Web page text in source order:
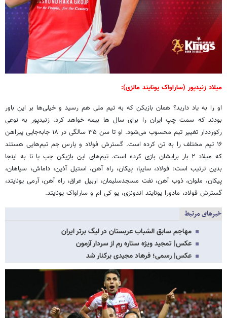
میلاد زنیدپور (ساراواک یونایتد مالزی):
او را به یاد دارید؟ همان بازیکن که به تیم ملی هم رسید و خیلی‌ها بر این باور
بودند که سمت چپ ایران را برای سال ها بیمه خواهد کرد. زنیدپور به نوعی
رکورددار تغییر تیم محسوب می‌شود. او تا سن ۳۵ سالگی در ۱۸ جابه‌جایی پیراهن
۱۶ تیم مختلف را به تن کرده است. گسترش فولاد و پارس جم تیم‌هایی هستند
که میلاد ۲ بار برایشان بازی کرده است. تیم‌های این بازیکن چپ پا تا به اینجا
بدین ترتیب است: فولاد، سایپا، پیکان، راه آهن، استیل آذین، داماش، سپاهان،
پیکان، ملوان، ذوب آهن، نفت مسجدسلیمان، اربیل عراق، راه آهن، آرمی یونایتد،
گسترش فولاد، مادورا یونایتد اندونزی، یو کی ام و ساراواک یونایتد.
خبرهای مرتبط
مهاجم سابق الشباب عربستان در لیگ برتر ایران
عکس‌| تمجید ویژه ستاره رم از سردار آزمون
عکس‌| رسمی؛ فرهاد مجیدی برکنار شد